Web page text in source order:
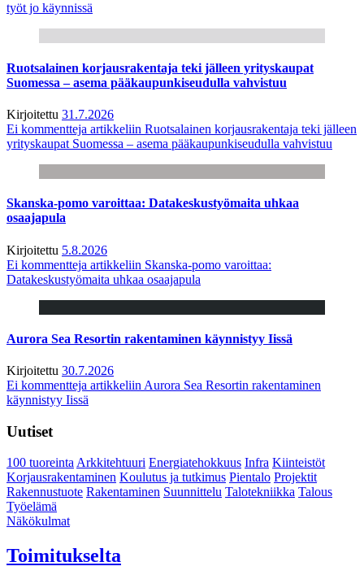
työt jo käynnissä
Ruotsalainen korjausrakentaja teki jälleen yrityskaupat
Suomessa – asema pääkaupunkiseudulla vahvistuu
Kirjoitettu 31.7.2026
Ei kommentteja artikkeliin Ruotsalainen korjausrakentaja teki jälleen
yrityskaupat Suomessa – asema pääkaupunkiseudulla vahvistuu
Skanska-pomo varoittaa: Datakeskustyömaita uhkaa
osaajapula
Kirjoitettu 5.8.2026
Ei kommentteja artikkeliin Skanska-pomo varoittaa:
Datakeskustyömaita uhkaa osaajapula
Aurora Sea Resortin rakentaminen käynnistyy Iissä
Kirjoitettu 30.7.2026
Ei kommentteja artikkeliin Aurora Sea Resortin rakentaminen
käynnistyy Iissä
Uutiset
100 tuoreintaArkkitehtuuri Energiatehokkuus Infra Kiinteistöt
Korjausrakentaminen Koulutus ja tutkimus Pientalo Projektit
Rakennustuote Rakentaminen Suunnittelu Talotekniikka Talous
Työelämä
Näkökulmat
Toimitukselta